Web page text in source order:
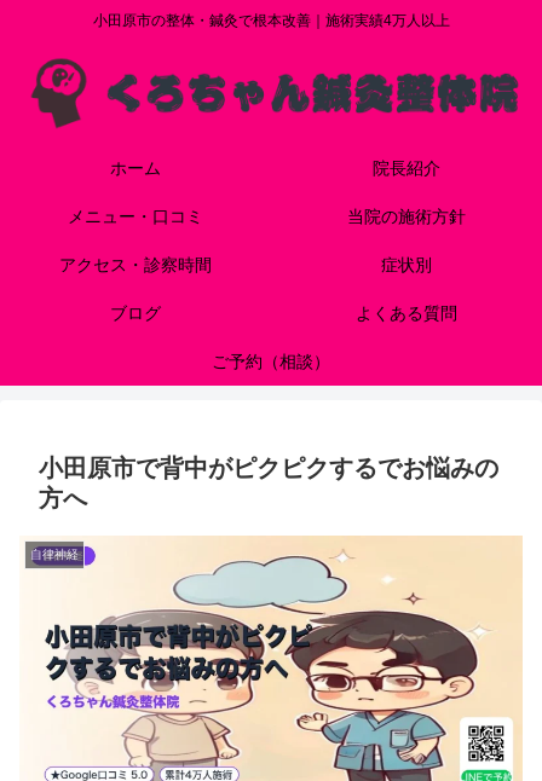
小田原市の整体・鍼灸で根本改善｜施術実績4万人以上
ホーム 院長紹介
メニュー・口コミ 当院の施術方針
アクセス・診察時間 症状別
ブログ よくある質問
ご予約（相談）
小田原市で背中がピクピクするでお悩みの
方へ
自律神経